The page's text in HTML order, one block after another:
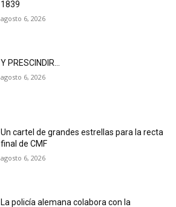
1839
agosto 6, 2026
Y PRESCINDIR…
agosto 6, 2026
Un cartel de grandes estrellas para la recta
final de CMF
agosto 6, 2026
La policía alemana colabora con la